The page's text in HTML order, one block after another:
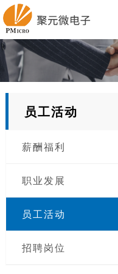
员工活动
薪酬福利
职业发展
员工活动
招聘岗位